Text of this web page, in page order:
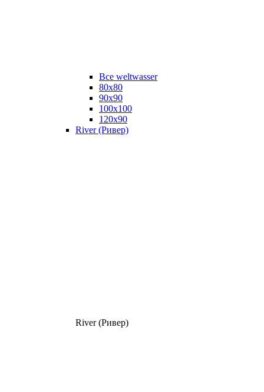
Все weltwasser
80x80
90x90
100x100
120x90
River (Ривер)
River (Ривер)